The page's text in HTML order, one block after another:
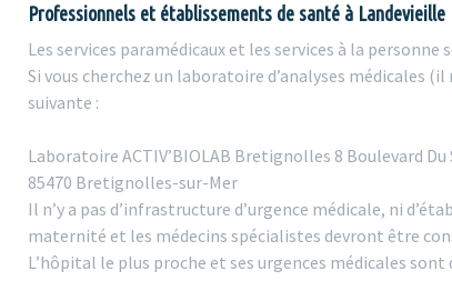
Professionnels et établissements de santé à Landevieille
Les services paramédicaux et les services à la
Si vous cherchez un laboratoire d’analyses médicales
suivante :
Laboratoire ACTIV’BIOLAB Bretignolles 8 Boulevard Du
85470 Bretignolles-sur-Mer
Il n’y a pas d’infrastructure d’urgence médicale, ni
maternité et les médecins spécialistes devront être
L’hôpital le plus proche et ses urgences médicales sont